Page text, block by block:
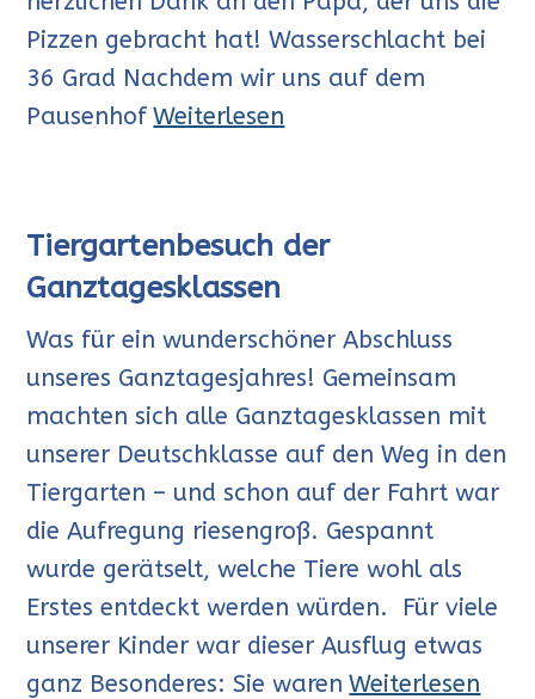
Pizzen gebracht hat! Wasserschlacht bei
36 Grad Nachdem wir uns auf dem
Pausenhof Weiterlesen
Tiergartenbesuch der
Ganztagesklassen
Was für ein wunderschöner Abschluss
unseres Ganztagesjahres! Gemeinsam
machten sich alle Ganztagesklassen mit
unserer Deutschklasse auf den Weg in den
Tiergarten – und schon auf der Fahrt war
die Aufregung riesengroß. Gespannt
wurde gerätselt, welche Tiere wohl als
Erstes entdeckt werden würden. Für viele
unserer Kinder war dieser Ausflug etwas
ganz Besonderes: Sie waren Weiterlesen